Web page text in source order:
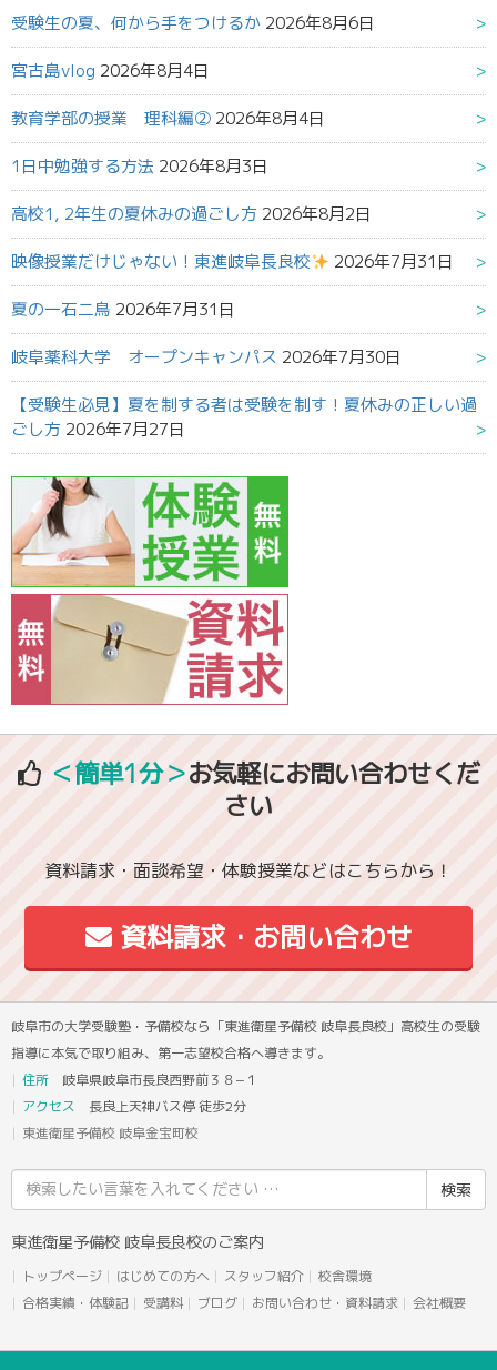
受験生の夏、何から手をつけるか 2026年8月6日
宮古島vlog 2026年8月4日
教育学部の授業 理科編② 2026年8月4日
1日中勉強する方法 2026年8月3日
高校1, 2年生の夏休みの過ごし方 2026年8月2日
映像授業だけじゃない！東進岐阜長良校 2026年7月31日
夏の一石二鳥 2026年7月31日
岐阜薬科大学 オープンキャンパス 2026年7月30日
【受験生必見】夏を制する者は受験を制す！夏休みの正しい過
ごし方 2026年7月27日
＜簡単1分＞お気軽にお問い合わせくだ
さい
資料請求・面談希望・体験授業などはこちらから！
資料請求・お問い合わせ
岐阜市の大学受験塾・予備校なら「東進衛星予備校 岐阜長良校」高校生の受験
指導に本気で取り組み、第一志望校合格へ導きます。
住所 岐阜県岐阜市長良西野前３８−１
アクセス 長良上天神バス停 徒歩2分
東進衛星予備校 岐阜金宝町校
索
結
東進衛星予備校 岐阜長良校のご案内
トップページ はじめての方へ スタッフ紹介
校舎環境
合格実績・体験記
受講料 ブログ お問い合わせ・資料請求 会社概要